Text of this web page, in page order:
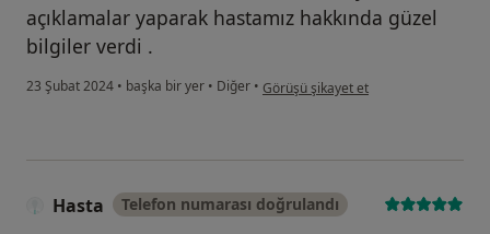
açıklamalar yaparak hastamız hakkında güzel
bilgiler verdi .
23 Şubat 2024 • başka bir yer • Diğer • kullanıcının görüşüne göre s....a
Görüşü şikayet et
Hasta Telefon numarası doğrulandı